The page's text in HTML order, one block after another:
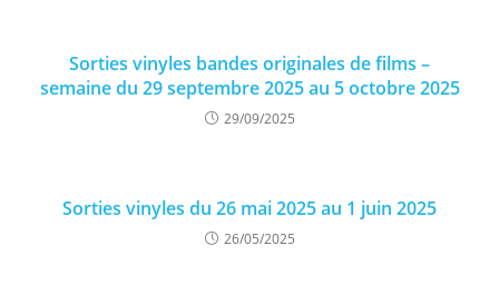
Sorties vinyles bandes originales de films –
semaine du 29 septembre 2025 au 5 octobre 2025
29/09/2025
Sorties vinyles du 26 mai 2025 au 1 juin 2025
26/05/2025